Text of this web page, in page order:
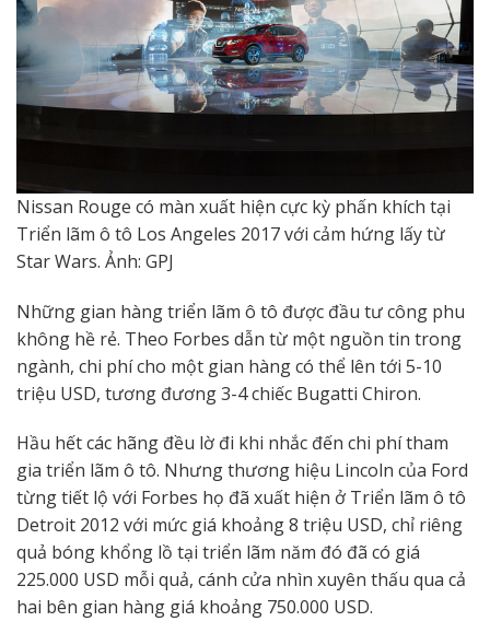
Nissan Rouge có màn xuất hiện cực kỳ phấn khích tại
Triển lãm ô tô Los Angeles 2017 với cảm hứng lấy từ
Star Wars. Ảnh: GPJ
Những gian hàng triển lãm ô tô được đầu tư công phu
không hề rẻ. Theo Forbes dẫn từ một nguồn tin trong
ngành, chi phí cho một gian hàng có thể lên tới 5-10
triệu USD, tương đương 3-4 chiếc Bugatti Chiron.
Hầu hết các hãng đều lờ đi khi nhắc đến chi phí tham
gia triển lãm ô tô. Nhưng thương hiệu Lincoln của Ford
từng tiết lộ với Forbes họ đã xuất hiện ở Triển lãm ô tô
Detroit 2012 với mức giá khoảng 8 triệu USD, chỉ riêng
quả bóng khổng lồ tại triển lãm năm đó đã có giá
225.000 USD mỗi quả, cánh cửa nhìn xuyên thấu qua cả
hai bên gian hàng giá khoảng 750.000 USD.